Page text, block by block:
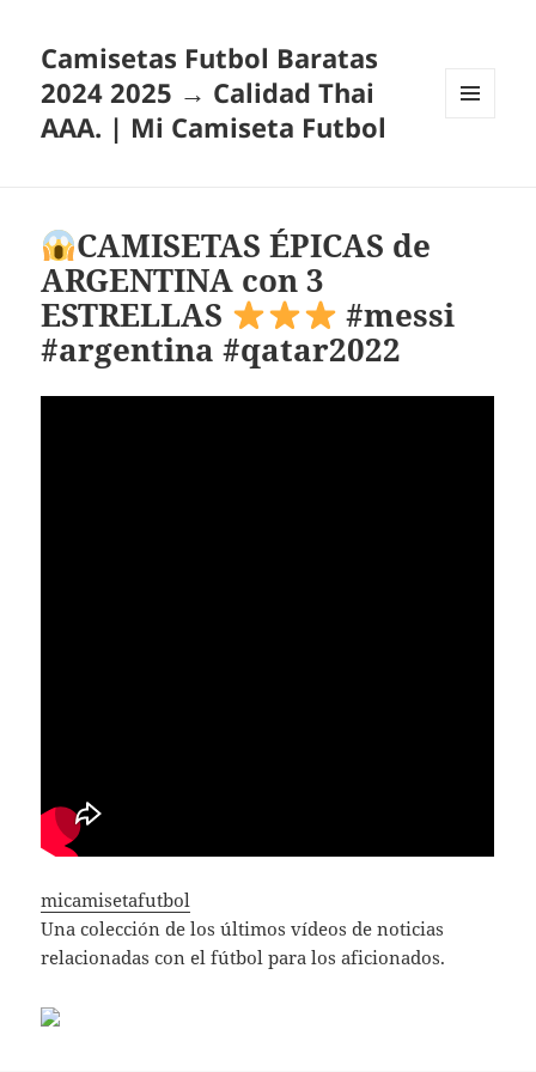
Camisetas Futbol Baratas
2024 2025 → Calidad Thai
AAA. | Mi Camiseta Futbol
CAMISETAS ÉPICAS de
ARGENTINA con 3
ESTRELLAS
#messi
#argentina #qatar2022
micamisetafutbol
Una colección de los últimos vídeos de noticias
relacionadas con el fútbol para los aficionados.